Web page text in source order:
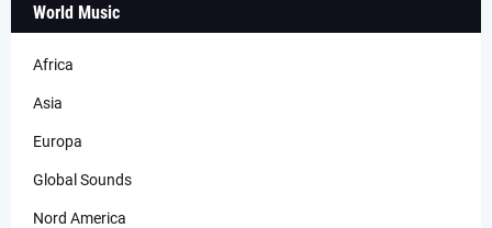
World Music
Africa
Asia
Europa
Global Sounds
Nord America